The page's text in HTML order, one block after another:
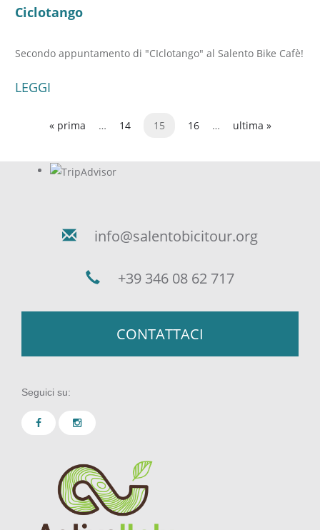
Ciclotango
Secondo appuntamento di "CIclotango" al Salento Bike Cafè!
LEGGI
« prima … 14 15 16 … ultima »
info@salentobicitour.org
+39 346 08 62 717
CONTATTACI
Seguici su: